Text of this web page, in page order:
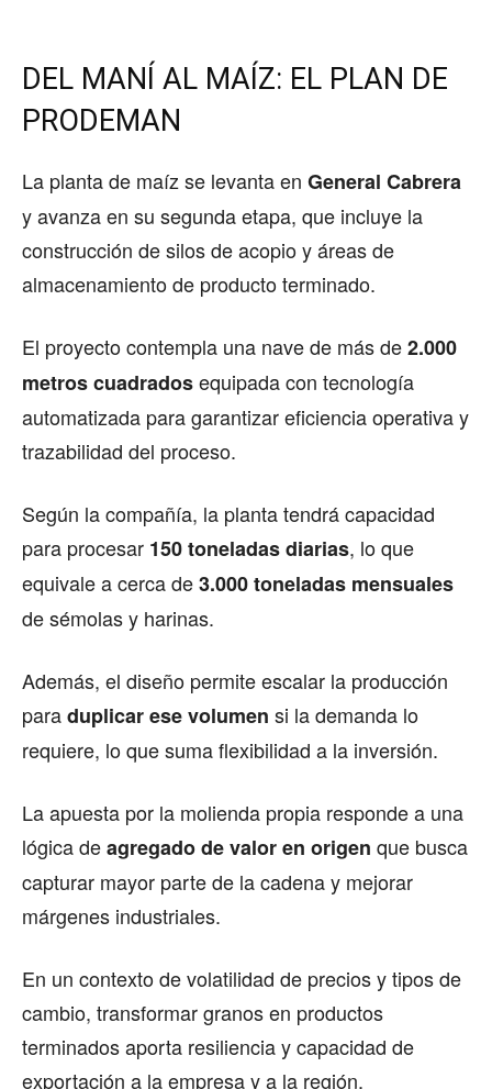
DEL MANÍ AL MAÍZ: EL PLAN DE
PRODEMAN
La planta de maíz se levanta en General Cabrera
y avanza en su segunda etapa, que incluye la
construcción de silos de acopio y áreas de
almacenamiento de producto terminado.
El proyecto contempla una nave de más de2.000
metros cuadradosequipada con tecnología
automatizada para garantizar eficiencia operativa y
trazabilidad del proceso.
Según la compañía, la planta tendrá capacidad
para procesar 150 toneladas diarias, lo que
equivale a cerca de3.000 toneladas mensuales
de sémolas y harinas.
Además, el diseño permite escalar la producción
paraduplicar ese volumen si la demanda lo
requiere, lo que suma flexibilidad a la inversión.
La apuesta por la molienda propia responde a una
lógica deagregado de valor en origen que busca
capturar mayor parte de la cadena y mejorar
márgenes industriales.
En un contexto de volatilidad de precios y tipos de
cambio, transformar granos en productos
terminados aporta resiliencia y capacidad de
exportación a la empresa y a la región.